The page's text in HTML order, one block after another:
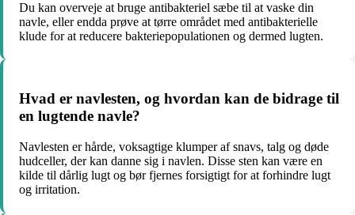
Du kan overveje at bruge antibakteriel sæbe til at vaske din
navle, eller endda prøve at tørre området med antibakterielle
klude for at reducere bakteriepopulationen og dermed lugten.
Hvad er navlesten, og hvordan kan de bidrage til
en lugtende navle?
Navlesten er hårde, voksagtige klumper af snavs, talg og døde
hudceller, der kan danne sig i navlen. Disse sten kan være en
kilde til dårlig lugt og bør fjernes forsigtigt for at forhindre lugt
og irritation.